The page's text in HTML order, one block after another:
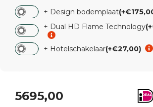
+ Design bodemplaat
+ Dual HD Flame Technology
+ Hotelschakelaar(+€27,00)
5695,00